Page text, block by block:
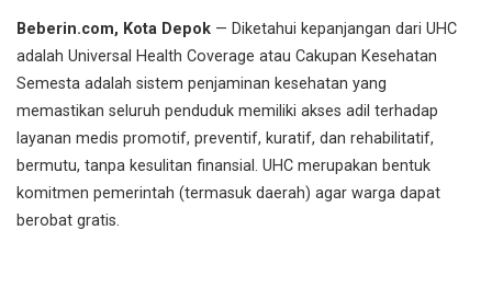
Beberin.com, Kota Depok — Diketahui kepanjangan dari UHC
adalah Universal Health Coverage atau Cakupan Kesehatan
Semesta adalah sistem penjaminan kesehatan yang
memastikan seluruh penduduk memiliki akses adil terhadap
layanan medis promotif, preventif, kuratif, dan rehabilitatif,
bermutu, tanpa kesulitan finansial. UHC merupakan bentuk
komitmen pemerintah (termasuk daerah) agar warga dapat
berobat gratis.